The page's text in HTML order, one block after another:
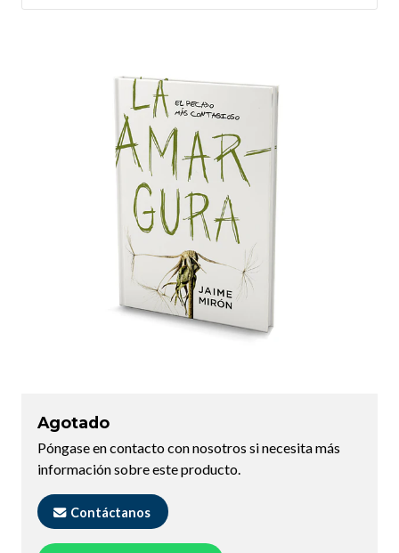
Agotado
Póngase en contacto con nosotros si necesita más
información sobre este producto.
Contáctanos